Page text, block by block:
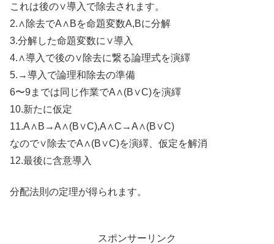
これは後の∨導入で除去されます。
2.∧除去でA∧Bを命題変数A,Bに分解
3.分解した命題変数に∨導入
4.∧導入で後の∨除去に繋る論理式を演繹
5.→導入で論理和除去の準備
6〜9までは同じ作業でA∧(B∨C)を演繹
10.新たに仮定
11.A∧B→A∧(B∨C),A∧C→A∧(B∨C)
なので∨除去でA∧(B∨C)を演繹、仮定を解消
12.最後に含意導入
分配法則の定理が得られます。
スポンサーリンク